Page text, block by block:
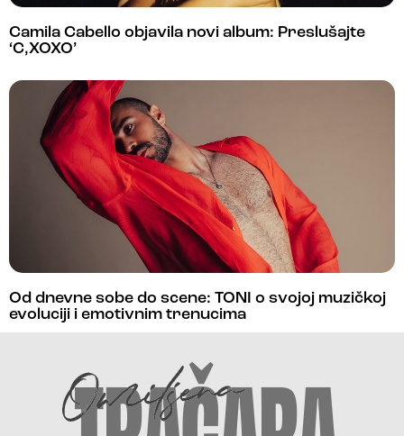
Camila Cabello objavila novi album: Preslušajte
‘C,XOXO’
Od dnevne sobe do scene: TONI o svojoj muzičkoj
evoluciji i emotivnim trenucima